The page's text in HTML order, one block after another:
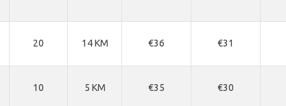
20 14 KM €36 €31
10 5 KM €35 €30